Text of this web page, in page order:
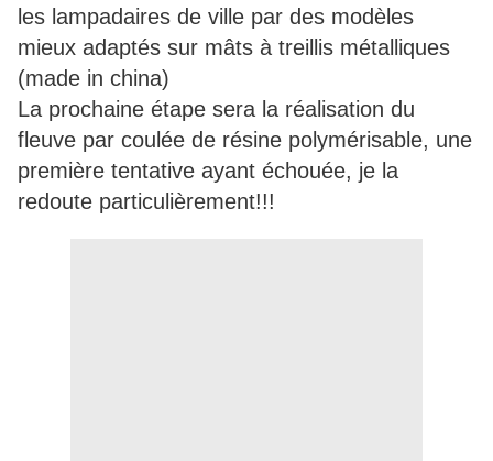
les lampadaires de ville par des modèles
mieux adaptés sur mâts à treillis métalliques
(made in china)
La prochaine étape sera la réalisation du
fleuve par coulée de résine polymérisable, une
première tentative ayant échouée, je la
redoute particulièrement!!!